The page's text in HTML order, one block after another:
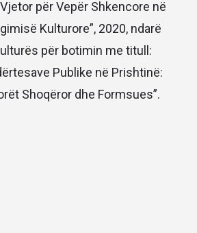
për Vepër Shkencore në
Kulturore”, 2020, ndarë
për botimin me titull:
Publike në Prishtinë:
Shoqëror dhe Formsues”.